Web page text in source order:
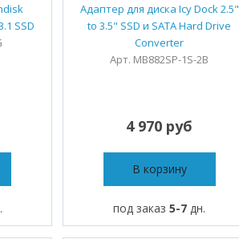
SSD
Адаптер для диска Icy Dock 2.5"
to 3.5" SSD и SATA Hard Drive
Converter
Арт. MB882SP-1S-2B
4 970 руб
В корзину
под заказ5-7 дн.